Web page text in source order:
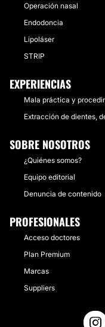
Operación nasal
Endodoncia
Lipoláser
STRIP
EXPERIENCIAS
Mala práctica y
Extracción de dientes,
SOBRE NOSOTROS
¿Quiénes somos?
Equipo editorial
Denuncia de contenido
PROFESIONALES
Acceso doctores
Plan Premium
Marcas
Suppliers